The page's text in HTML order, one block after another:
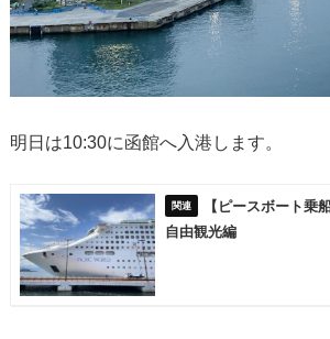
明日は10:30に函館へ入港します。
【ピースボート乗
自由観光編